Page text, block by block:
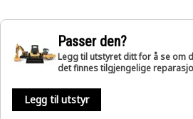
Passer den?
Legg til utstyret ditt for å se om
det finnes tilgjengelige
Legg til utstyr